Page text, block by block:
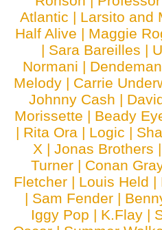
Atlantic | Larsito and
Half Alive | Maggie
| Sara Bareilles |
Normani |
Melody | Carrie
Johnny Cash |
Morissette | Beady
| Rita Ora | Logic |
X | Jonas Brothers
Turner | Conan
Fletcher | Louis Held |
| Sam Fender |
Iggy Pop | K.Flay |